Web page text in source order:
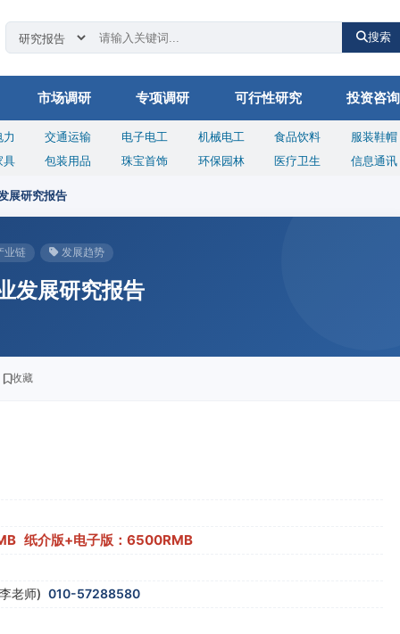
搜索
市场调研 专项调研 可行性研究 投资咨询
交通运输 电子电工 机械电工 食品饮料 服装鞋帽
具 包装用品 珠宝首饰 环保园林 医疗卫生 信息通讯
展研究报告
业链 发展趋势
发展研究报告
收藏
纸介版+电子版：6500RMB
老师) 010-57288580